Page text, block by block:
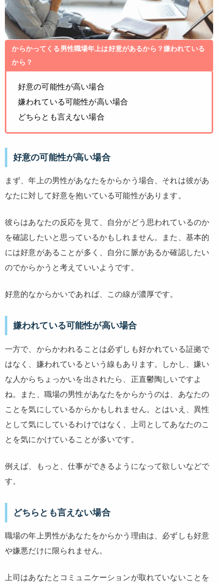
からかってくる男性職場年上は好意があるから？嫌われている
から？
好意の可能性が高い場合
嫌われている可能性が高い場合
どちらとも言えない場合
好意の可能性が高い場合
まず、年上の男性があなたをからかう場合、それは彼があ
なたに対して好意を抱いている可能性があります。
彼らはあなたの反応を見て、自分がどう思われているのか
を確認したいと思っているかもしれません。また、基本的
には好意があることが多く、自分に脈があるか確認したい
のでからかうと考えていいようです。
好意的なからかいであれば、この線が濃厚です。
嫌われている可能性が高い場合
一方で、からかわれることは必ずしも好かれている証拠で
はなく、嫌われているという線もあります。しかし、嫌い
な人からちょっかいを出されたら、正直鬱陶しいですよ
ね。また、職場の男性があなたをからかうのは、あなたの
ことを気にしているからかもしれません。とはいえ、異性
として気にしているわけではなく、上司としてあなたのこ
とを気にかけていることが多いです。
例えば、もっと、仕事ができるようになって欲しいなどで
す。
どちらとも言えない場合
職場の年上男性があなたをからかう理由は、必ずしも好意
や嫌悪だけに限られません。
上司はあなたとコミュニケーションが取れていないことを